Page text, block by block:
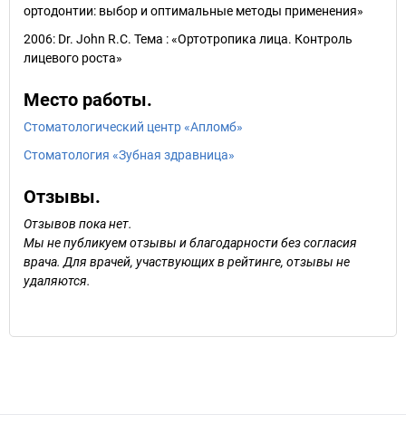
ортодонтии: выбор и оптимальные методы применения»
2006: Dr. John R.C. Тема : «Ортотропика лица. Контроль
лицевого роста»
Место работы.
Стоматологический центр «Апломб»
Стоматология «Зубная здравница»
Отзывы.
Отзывов пока нет.
Мы не публикуем отзывы и благодарности без согласия
врача. Для врачей, участвующих в рейтинге, отзывы не
удаляются.